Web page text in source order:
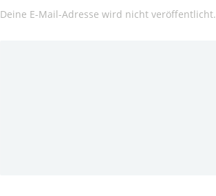
Deine E-Mail-Adresse wird nicht veröffentlicht.